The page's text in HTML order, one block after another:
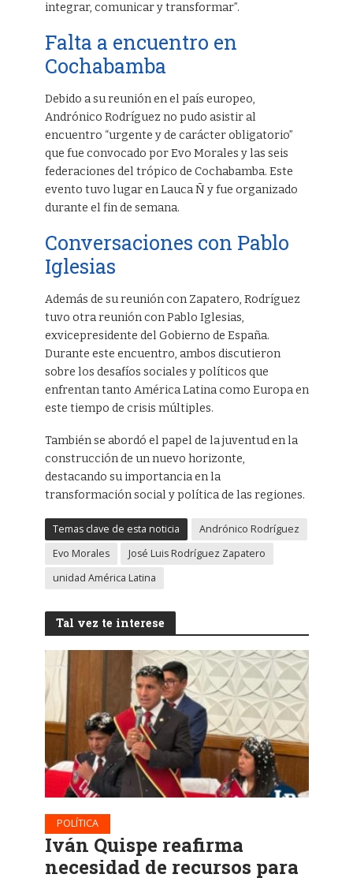
integrar, comunicar y transformar”.
Falta a encuentro en
Cochabamba
Debido a su reunión en el país europeo,
Andrónico Rodríguez no pudo asistir al
encuentro “urgente y de carácter obligatorio”
que fue convocado por Evo Morales y las seis
federaciones del trópico de Cochabamba. Este
evento tuvo lugar en Lauca Ñ y fue organizado
durante el fin de semana.
Conversaciones con Pablo
Iglesias
Además de su reunión con Zapatero, Rodríguez
tuvo otra reunión con Pablo Iglesias,
exvicepresidente del Gobierno de España.
Durante este encuentro, ambos discutieron
sobre los desafíos sociales y políticos que
enfrentan tanto América Latina como Europa en
este tiempo de crisis múltiples.
También se abordó el papel de la juventud en la
construcción de un nuevo horizonte,
destacando su importancia en la
transformación social y política de las regiones.
Temas clave de esta noticia
Andrónico Rodríguez
Evo Morales
José Luis Rodríguez Zapatero
unidad América Latina
Tal vez te interese
POLÍTICA
Iván Quispe reafirma
necesidad de recursos para